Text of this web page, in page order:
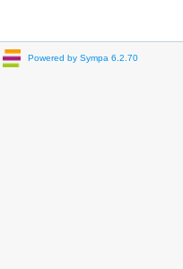
Powered by Sympa 6.2.70